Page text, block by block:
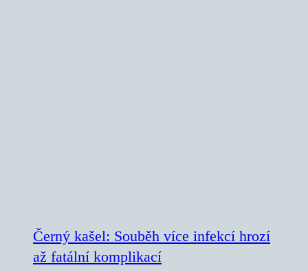
Černý kašel: Souběh více infekcí hrozí
až fatální komplikací